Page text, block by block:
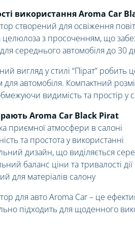
використання Aroma Car
створений для освіження
з просоченням, що
середнього автомобіля до 30
вигляд у стилі “Пірат”
для автомобіля. Компактний
видимість та простір у
Aroma Car Black Pirat
приємної атмосфери в салоні
та простота у використанні
дизайн, що виділяється
баланс ціни та тривалості дії
для матеріалів салону
для авто Aroma Car – це
підходить для щоденного